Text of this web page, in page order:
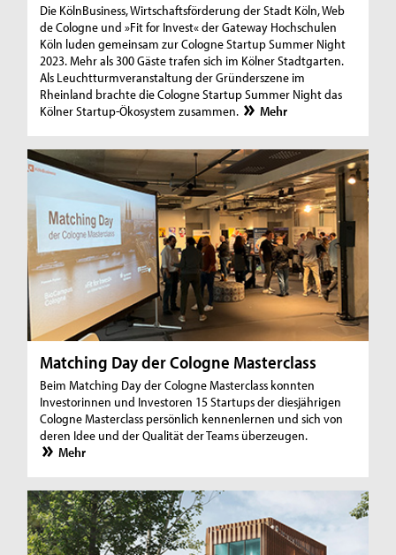
Die KölnBusiness, Wirtschaftsförderung der Stadt Köln, Web
de Cologne und »Fit for Invest« der Gateway Hochschulen
Köln luden gemeinsam zur Cologne Startup Summer Night
2023. Mehr als 300 Gäste trafen sich im Kölner Stadtgarten.
Als Leuchtturmveranstaltung der Gründerszene im
Rheinland brachte die Cologne Startup Summer Night das
Kölner Startup-Ökosystem zusammen.
Mehr
Matching Day der Cologne Masterclass
Beim Matching Day der Cologne Masterclass konnten
Investorinnen und Investoren 15 Startups der diesjährigen
Cologne Masterclass persönlich kennenlernen und sich von
deren Idee und der Qualität der Teams überzeugen.
Mehr